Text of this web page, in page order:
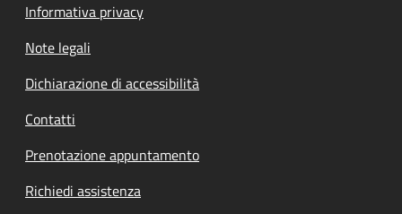
Informativa privacy
Note legali
Dichiarazione di accessibilità
Contatti
Prenotazione appuntamento
Richiedi assistenza